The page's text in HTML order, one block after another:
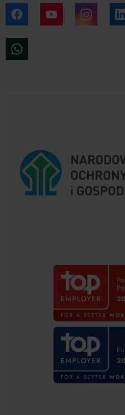
Facebook YouTube